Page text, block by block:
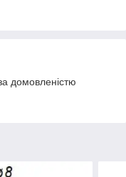
домовленістю